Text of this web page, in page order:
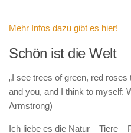
Mehr Infos dazu gibt es hier!
Schön ist die Welt
„I see trees of green, red
and you, and I think to myself:
Armstrong)
Ich liebe es die Natur – Tiere –